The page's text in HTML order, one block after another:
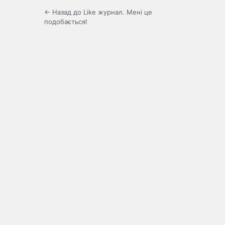
← Назад до Like журнал. Мені це
подобається!